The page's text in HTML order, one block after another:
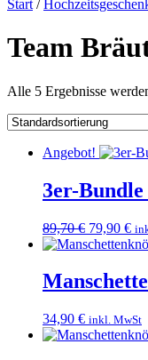
Start /
Team
Alle 5 Ergebnisse
Angebot!
3er-
89,70€
Preis
89,70 €
79,90 €
34,90 € inkl. MwSt